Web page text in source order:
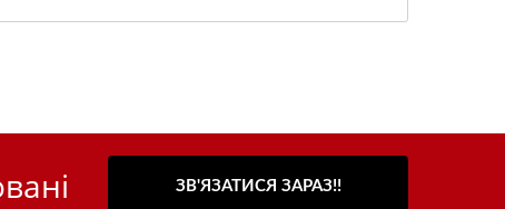
ЗВ'ЯЗАТИСЯ ЗАРАЗ!!